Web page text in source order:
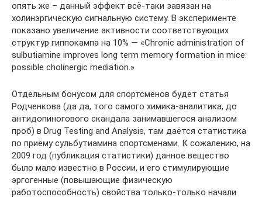
опять же – данный эффект всё-таки завязан на
холинэргическую сигнальную систему. В эксперименте
показано увеличение активности соответствующих
структур гиппокампа на 10% — «Chronic administration of
sulbutiamine improves long term memory formation in mice:
possible cholinergic mediation.»
Отдельным бонусом для спортсменов будет статья
Родченкова (да да, того самого химика-аналитика, до
антидопиногового скандала занимавшегося анализом
проб) в Drug Testing and Analysis, там даётся статистика
по приёму сульбутиамина спортсменами. К сожалению, на
2009 год (публикация статистики) данное вещество
было мало известно в России, и его стимулирующие
эргогенные (повышающие физическую
работоспособность) свойства только-только начали